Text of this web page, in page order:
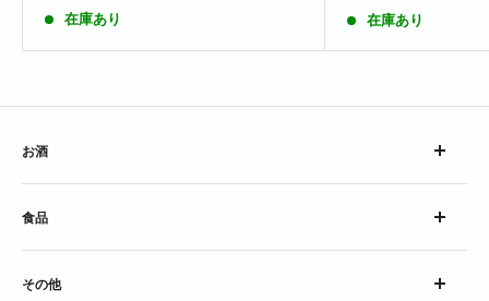
在庫あり 在庫あり
お酒
ウイスキー
ブランデー
スピリッツ
コンク
食品
チーズ
加工食品
その他